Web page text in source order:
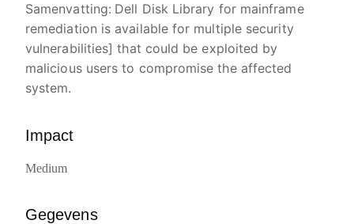
Samenvatting: Dell Disk Library for mainframe
remediation is available for multiple security
vulnerabilities] that could be exploited by
malicious users to compromise the affected
system.
Impact
Medium
Gegevens